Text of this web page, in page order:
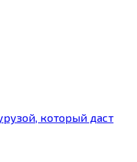
который даст